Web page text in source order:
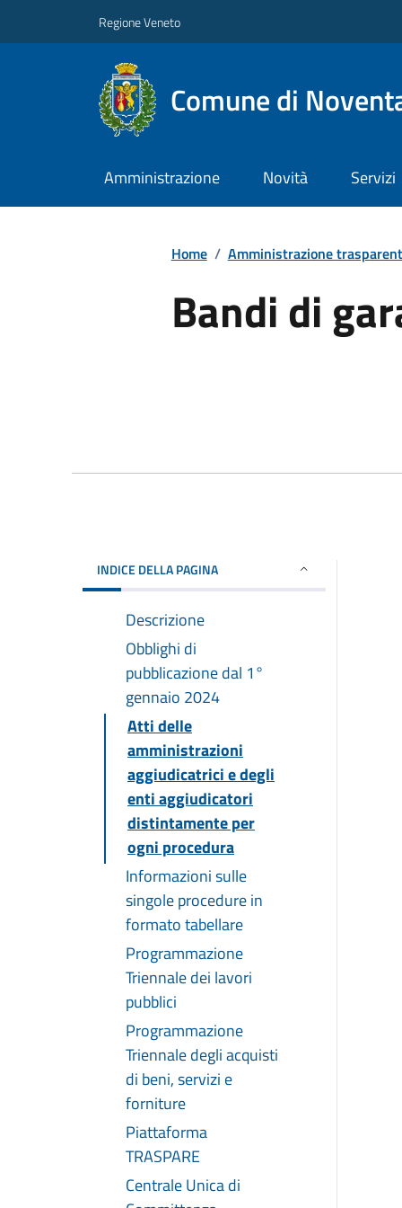
Regione Veneto
Comune di
Amministrazione Novità Servizi
Home / Amministrazione
Bandi di
INDICE DELLA PAGINA
Descrizione
Obblighi di
pubblicazione dal 1°
gennaio 2024
Atti delle
amministrazioni
aggiudicatrici e degli
enti aggiudicatori
distintamente per
ogni procedura
Informazioni sulle
singole procedure in
formato tabellare
Programmazione
Triennale dei lavori
pubblici
Programmazione
Triennale degli acquisti
di beni, servizi e
forniture
Piattaforma
TRASPARE
Centrale Unica di